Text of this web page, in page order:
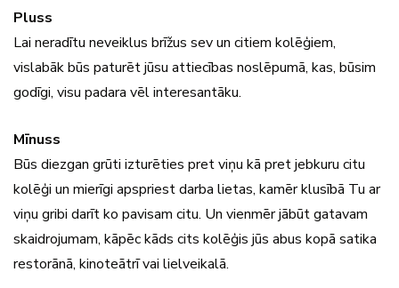
Pluss
Lai neradītu neveiklus brīžus sev un citiem kolēģiem,
vislabāk būs paturēt jūsu attiecības noslēpumā, kas, būsim
godīgi, visu padara vēl interesantāku.
Mīnuss
Būs diezgan grūti izturēties pret viņu kā pret jebkuru citu
kolēģi un mierīgi apspriest darba lietas, kamēr klusībā Tu ar
viņu gribi darīt ko pavisam citu. Un vienmēr jābūt gatavam
skaidrojumam, kāpēc kāds cits kolēģis jūs abus kopā satika
restorānā, kinoteātrī vai lielveikalā.